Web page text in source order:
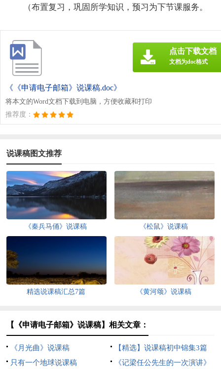
（布置复习，巩固所学知识，预习为下节课服务。
《《申请电子邮箱》说课稿.doc》
将本文的Word文档下载到电脑，方便收藏和打印
推荐度：
点击下载文档
文档为doc格式
说课稿图文推荐
《秦兵马俑》说课稿 《松鼠》说课稿
精选说课稿汇总7篇 《黄河颂》说课稿
【《申请电子邮箱》说课稿】相关文章：
《月光曲》说课稿
【精选】说课稿初中锦集3篇
只有一个地球说课稿
《记梁任公先生的一次演讲》